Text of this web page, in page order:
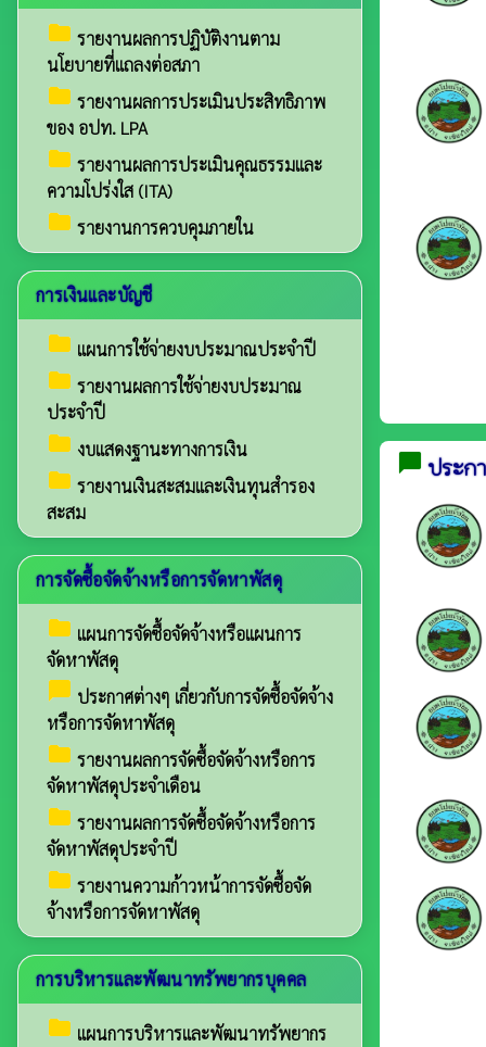
folder รายงานผลการปฏิบัติงานตาม
นโยบายที่แถลงต่อสภา
folder รายงานผลการประเมินประสิทธิภาพ
ของ อปท. LPA
folder รายงานผลการประเมินคุณธรรมและ
ความโปร่งใส (ITA)
folder รายงานการควบคุมภายใน
การเงินและบัญชี
folder แผนการใช้จ่ายงบประมาณประจำปี
folder รายงานผลการใช้จ่ายงบประมาณ
ประจำปี
folder งบแสดงฐานะทางการเงิน
folder รายงานเงินสะสมและเงินทุนสำรอง
สะสม
การจัดซื้อจัดจ้างหรือการจัดหาพัสดุ
folder แผนการจัดซื้อจัดจ้างหรือแผนการ
จัดหาพัสดุ
chat_bubble ประกาศต่างๆ เกี่ยวกับการจัดซื้อจัดจ้าง
หรือการจัดหาพัสดุ
folder รายงานผลการจัดซื้อจัดจ้างหรือการ
จัดหาพัสดุประจำเดือน
folder รายงานผลการจัดซื้อจัดจ้างหรือการ
จัดหาพัสดุประจำปี
folder รายงานความก้าวหน้าการจัดซื้อจัด
จ้างหรือการจัดหาพัสดุ
การบริหารและพัฒนาทรัพยากรบุคคล
folder แผนการบริหารและพัฒนาทรัพยากร
chat_bubble ประก